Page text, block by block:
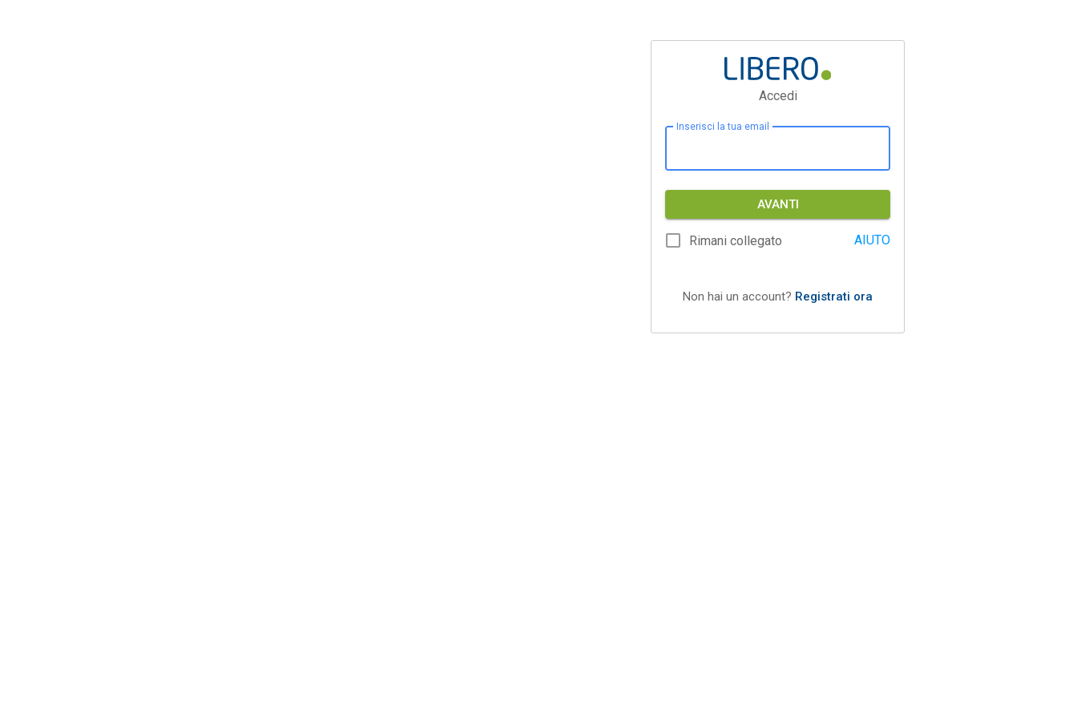
Accedi
Inserisci la tua email
AVANTI
Rimani collegato AIUTO
Non hai un account? Registrati ora